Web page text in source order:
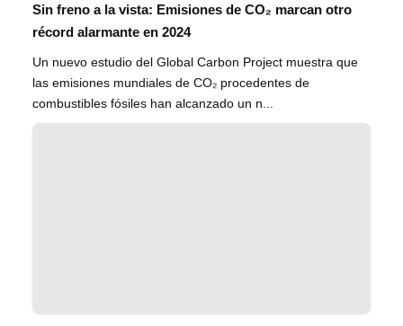
Sin freno a la vista: Emisiones de CO₂ marcan otro
récord alarmante en 2024
Un nuevo estudio del Global Carbon Project muestra que
las emisiones mundiales de CO₂ procedentes de
combustibles fósiles han alcanzado un n...